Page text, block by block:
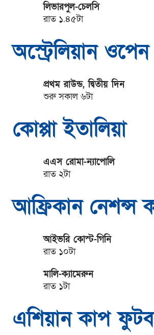
লিভারপুল-চেলসি
রাত ১.৪৫টা
অস্ট্রেলিয়ান ওপেন
প্রথম রাউন্ড, দ্বিতীয় দিন
শুরু সকাল ৬টা
কোপ্পা ইতালিয়া
এএস রোমা-ন্যাপোলি
রাত ২টা
আফ্রিকান নেশন্স
আইভরি কোস্ট-গিনি
রাত ১০টা
মালি-ক্যামেরুন
রাত ১টা
এশিয়ান কাপ